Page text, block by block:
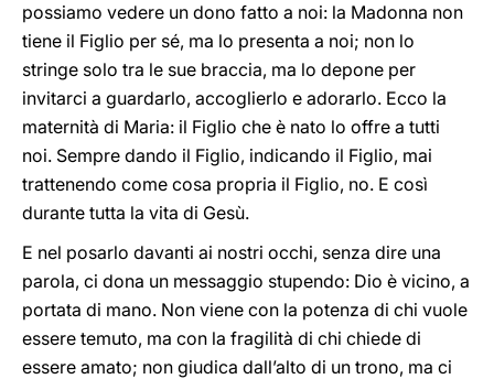
possiamo vedere un dono fatto a noi: la Madonna non
tiene il Figlio per sé, ma lo presenta a noi; non lo
stringe solo tra le sue braccia, ma lo depone per
invitarci a guardarlo, accoglierlo e adorarlo. Ecco la
maternità di Maria: il Figlio che è nato lo offre a tutti
noi. Sempre dando il Figlio, indicando il Figlio, mai
trattenendo come cosa propria il Figlio, no. E così
durante tutta la vita di Gesù.
E nel posarlo davanti ai nostri occhi, senza dire una
parola, ci dona un messaggio stupendo: Dio è vicino, a
portata di mano. Non viene con la potenza di chi vuole
essere temuto, ma con la fragilità di chi chiede di
essere amato; non giudica dall’alto di un trono, ma ci